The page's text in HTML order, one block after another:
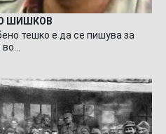
ШИШКОВ
тешко е да се пишува за